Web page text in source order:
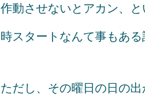
作動させないとアカン、
時スタートなんて事もある
ただし、その曜日の日の